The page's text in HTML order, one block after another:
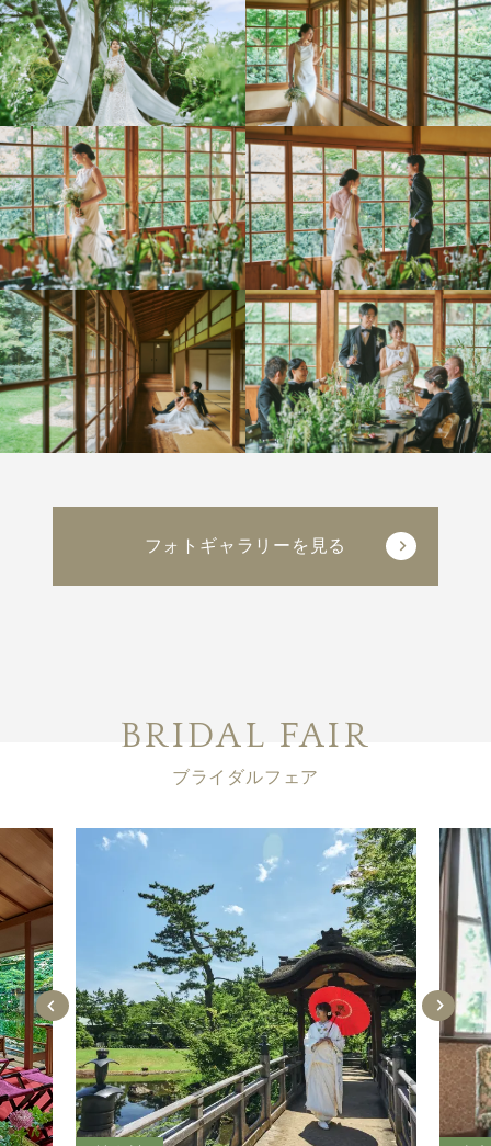
フォトギャラリーを見る
BRIDAL FAIR
ブライダルフェア